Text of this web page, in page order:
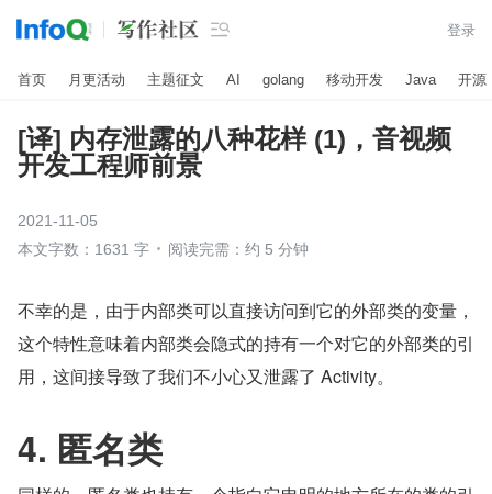
 登录
首页 月更活动 主题征文 AI golang 移动开发 Java 开源
[译] 内存泄露的八种花样 (1)，音视频
开发工程师前景
2021-11-05
本文字数：1631 字
阅读完需：约 5 分钟
不幸的是，由于内部类可以直接访问到它的外部类的变量，
这个特性意味着内部类会隐式的持有一个对它的外部类的引
用，这间接导致了我们不小心又泄露了 Activity。
4. 匿名类